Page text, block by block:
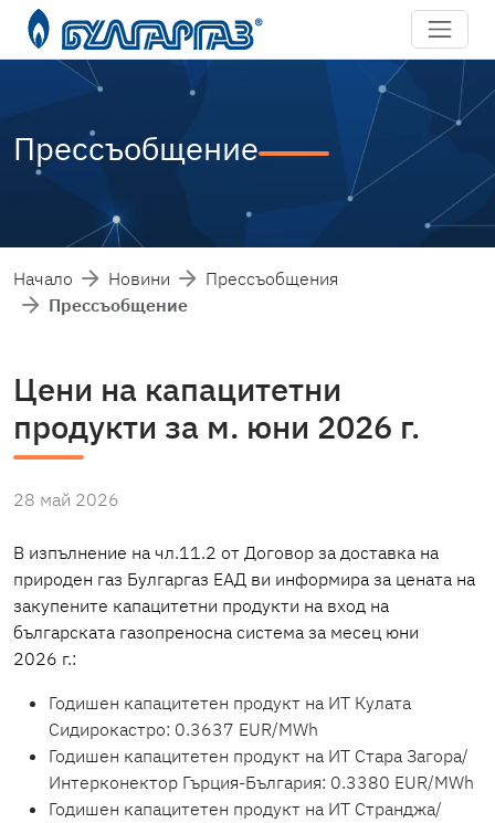
Прессъобщение
Начало Новини
Прессъобщения
Прессъобщение
Цени на капацитетни
продукти за м. юни 2026 г.
28 май 2026
В изпълнение на чл.11.2 от Договор за доставка на
природен газ Булгаргаз ЕАД ви информира за цената на
закупените капацитетни продукти на вход на
българската газопреносна система за месец юни
2026 г.:
Годишен капацитетен продукт на ИТ Кулата
Сидирокастро: 0.3637 EUR/MWh
Годишен капацитетен продукт на ИТ Стара Загора/
Интерконектор Гърция-България: 0.3380 EUR/MWh
Годишен капацитетен продукт на ИТ Странджа/